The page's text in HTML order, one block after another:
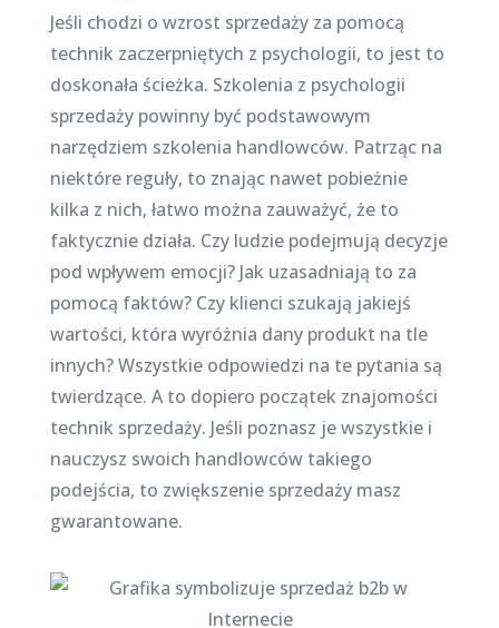
Jeśli chodzi o wzrost sprzedaży za pomocą
technik zaczerpniętych z psychologii, to jest to
doskonała ścieżka. Szkolenia z psychologii
sprzedaży powinny być podstawowym
narzędziem szkolenia handlowców. Patrząc na
niektóre reguły, to znając nawet pobieżnie
kilka z nich, łatwo można zauważyć, że to
faktycznie działa. Czy ludzie podejmują decyzje
pod wpływem emocji? Jak uzasadniają to za
pomocą faktów? Czy klienci szukają jakiejś
wartości, która wyróżnia dany produkt na tle
innych? Wszystkie odpowiedzi na te pytania są
twierdzące. A to dopiero początek znajomości
technik sprzedaży. Jeśli poznasz je wszystkie i
nauczysz swoich handlowców takiego
podejścia, to zwiększenie sprzedaży masz
gwarantowane.